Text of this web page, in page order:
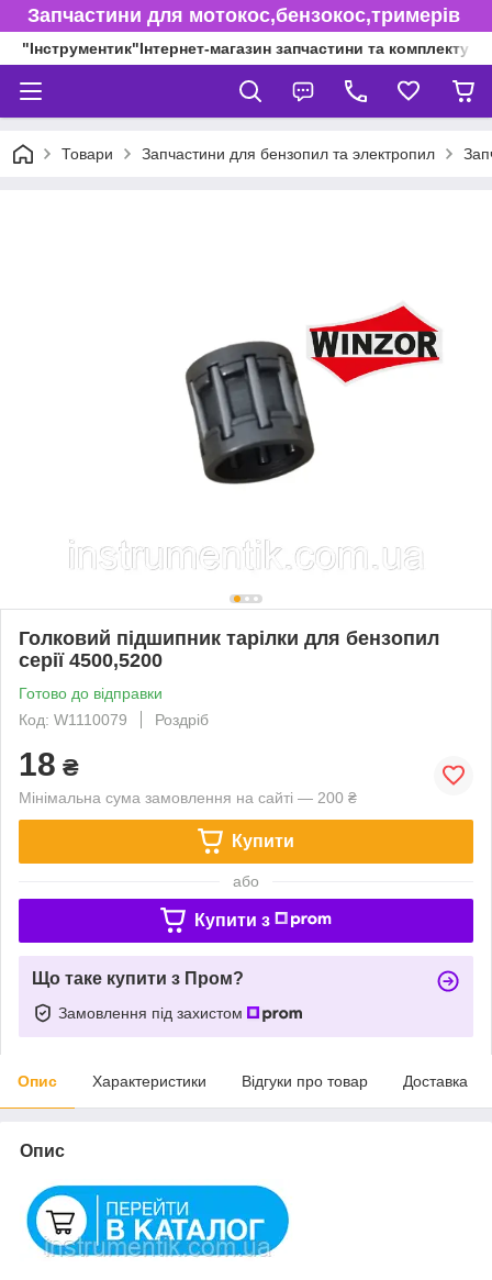
Запчастини для мотокос,бензокос,тримерів
"Інструментик"Інтернет-магазин запчастини та
Товари Запчастини для бензопил та электропил
Голковий підшипник тарілки для бензопил
серії 4500,5200
Готово до відправки
Код: W1110079
Роздріб
18 ₴
Мінімальна сума замовлення на сайті — 200 ₴
Купити
або
Купити з
Що таке купити з Пром?
Замовлення під захистом
Опис Характеристики Відгуки про товар Доставка
Опис